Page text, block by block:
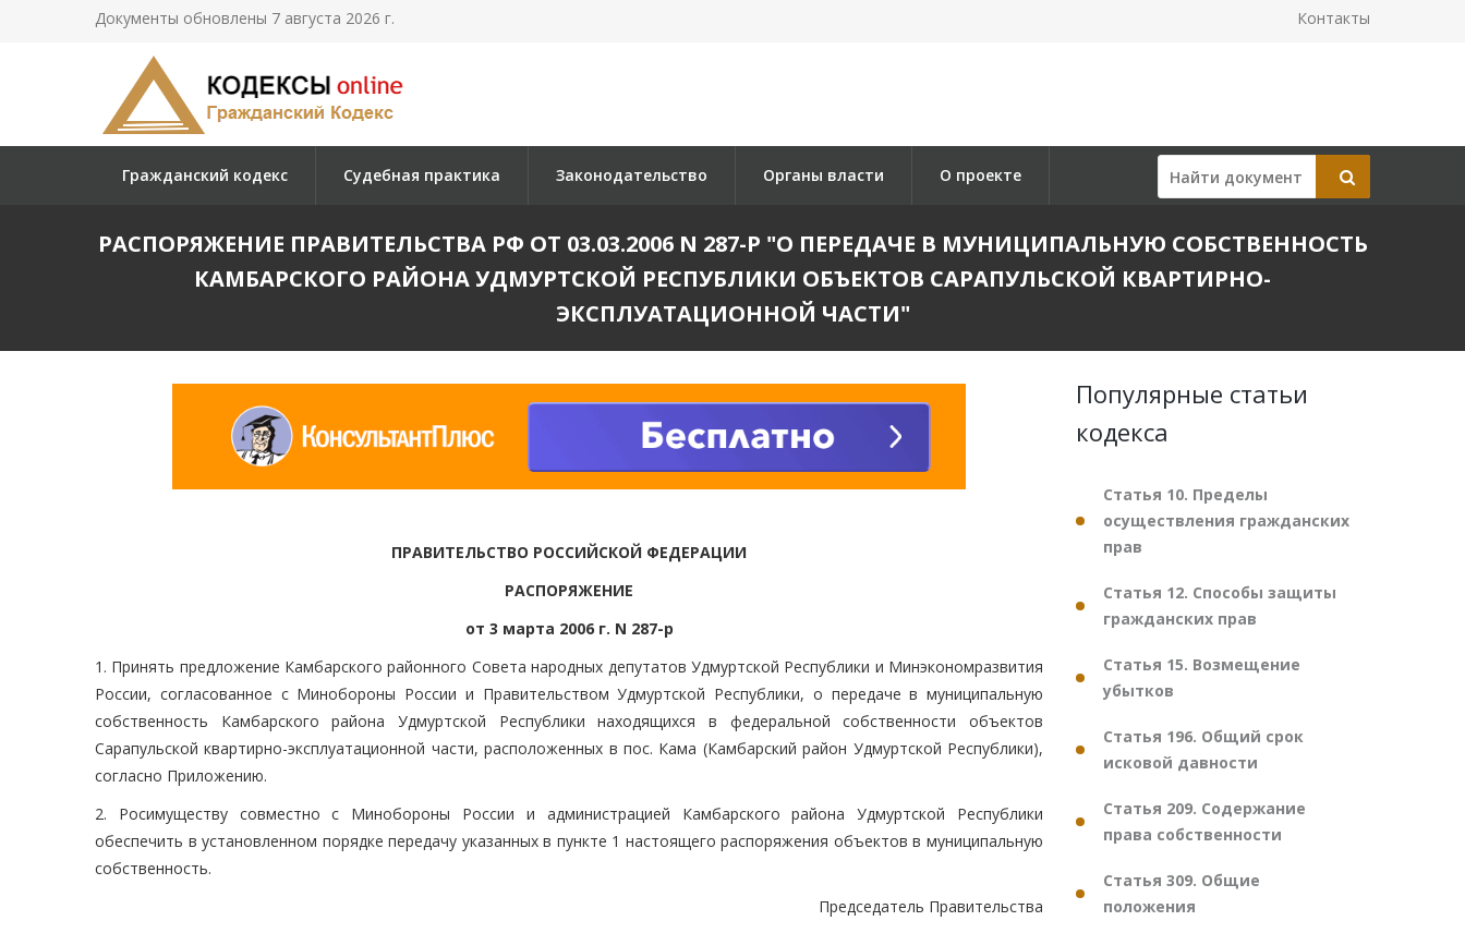
Документы обновлены 7 августа 2026 г. Контакты
Гражданский кодекс Судебная практика Законодательство Органы власти О проекте
РАСПОРЯЖЕНИЕ ПРАВИТЕЛЬСТВА РФ ОТ 03.03.2006 N 287-Р "О ПЕРЕДАЧЕ В МУНИЦИПАЛЬНУЮ СОБСТВЕННОСТЬ
КАМБАРСКОГО РАЙОНА УДМУРТСКОЙ РЕСПУБЛИКИ ОБЪЕКТОВ САРАПУЛЬСКОЙ КВАРТИРНО-
ЭКСПЛУАТАЦИОННОЙ ЧАСТИ"
ПРАВИТЕЛЬСТВО РОССИЙСКОЙ ФЕДЕРАЦИИ
РАСПОРЯЖЕНИЕ
от 3 марта 2006 г. N 287-р
1. Принять предложение Камбарского районного Совета народных депутатов Удмуртской Республики и Минэкономразвития
России, согласованное с Минобороны России и Правительством Удмуртской Республики, о передаче в муниципальную
собственность Камбарского района Удмуртской Республики находящихся в федеральной собственности объектов
Сарапульской квартирно-эксплуатационной части, расположенных в пос. Кама (Камбарский район Удмуртской Республики),
согласно Приложению.
2. Росимуществу совместно с Минобороны России и администрацией Камбарского района Удмуртской Республики
обеспечить в установленном порядке передачу указанных в пункте 1 настоящего распоряжения объектов в муниципальную
собственность.
Председатель Правительства
Популярные статьи
кодекса
Статья 10. Пределы
осуществления гражданских
прав
Статья 12. Способы защиты
гражданских прав
Статья 15. Возмещение
убытков
Статья 196. Общий срок
исковой давности
Статья 209. Содержание
права собственности
Статья 309. Общие
положения